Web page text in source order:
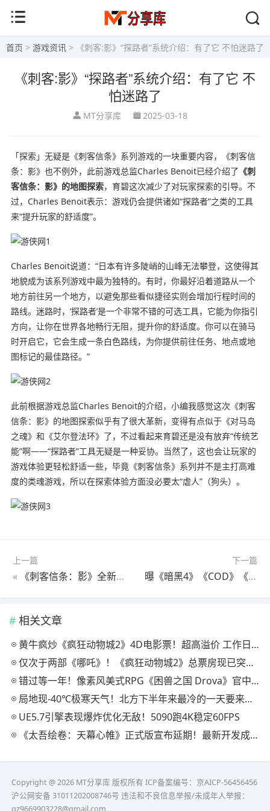
首页 > 游戏资讯 > 《刺客:影》“探路者”系统介绍：有了它 不怕迷路了
《刺客:影》“探路者”系统介绍：有了它 不
怕迷路了
MT分享库 2025-03-18
「探索」无疑是《刺客信条》系列游戏的一块重要内容，《刺客信
条：影》也不例外，此前游戏总监Charles Benoit已经介绍了 《刺
客信条：影》的地图探索，育碧这次减少了对玩家探索的引导。不
过，Charles Benoit表示：游戏仍会提供诸如“探路者”之类的工具
来“提升玩家的舒适度”。
Charles Benoit说道：“日本有许多陡峭的山峰无法攀登，这使得其
地貌成为该系列游戏中最为独特的。有时，你最好沿着道路从一个
地方前往另一个地方，以避免那些看似捷径实则会增加行程时间的
路线。迷路时，‘探路者’是一个非常不错的可选工具，它能为你指引
方向，让你在世界各地畅行无阻，提升你的舒适度。你可以在骑马
时开启它，它会生成一条白色路线，为你提供前往任务、地点或地
图标记的最佳路径。”
此前根据游戏总监Charles Benoit的介绍，小编我感觉这次《刺客
信条：影》的地图探索似乎有了很大革新，变得有点似于《对马岛
之魂》和《艾尔登法环》了，不过看起来育碧还是没有放弃“传统艺
能”啊——“探路者”工具无疑是一种妥协。当然了，这也会让玩家的
游戏体验更轻松舒适一些，毕竟《刺客信条》系列并不是主打高难
度的类魂游戏，所以在探索体验方面没必要太“虐人”（狗头）。
上一篇
« 《刺客信条：影》全新任务日志系统「目标板」介绍
下一篇
曝《暗黑4》《COD》《星空》等Xbox游戏将登陆NS2！
相关文章
黄牛疯炒《疯狂动物城2》4D电影票！超高溢价 工作日也满场
仅次于两部《哪吒》！《疯狂动物城2》总票房现已突破20亿
错过等一年！像素风美式RPG《困兽之国 Drova》官中上线特惠倒计时三天
局地现-40℃极寒天气！北方下半年来最冷的一天要来了！
UE5.7引擎表现爆炸优化无敌！5090跑4K稳定60FPS
《太吾绘卷：天幕心帷》正式版宣布延期！最新开发成果公开
Copyright @ 2026 MT分享库 版权所有 ICP备案编号：京AICP-56456456
沪公网安备 31011202008746号 违法和不良信息举报/未成年人举报：